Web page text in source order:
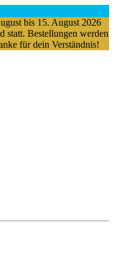
bis 15. August 2026
statt. Bestellungen werden
für dein Verständnis!